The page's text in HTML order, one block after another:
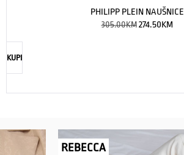
PHILIPP PLEIN NAUŠNICE
305.00KM 274.50KM
KUPI
REBECCA